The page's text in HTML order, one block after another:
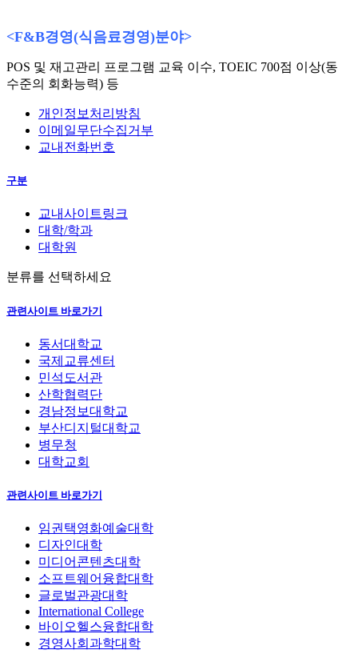
<F&B경영(식음료경영)분야>
POS 및 재고관리 프로그램 교육 이수, TOEIC 700점 이상(동
수준의 회화능력) 등
개인정보처리방침
이메일무단수집거부
교내전화번호
구분
교내사이트링크
대학/학과
대학원
분류를 선택하세요
관련사이트 바로가기
동서대학교
국제교류센터
민석도서관
산학협력단
경남정보대학교
부산디지털대학교
병무청
대학교회
관련사이트 바로가기
임권택영화예술대학
디자인대학
미디어콘텐츠대학
소프트웨어융합대학
글로벌관광대학
International College
바이오헬스융합대학
경영사회과학대학